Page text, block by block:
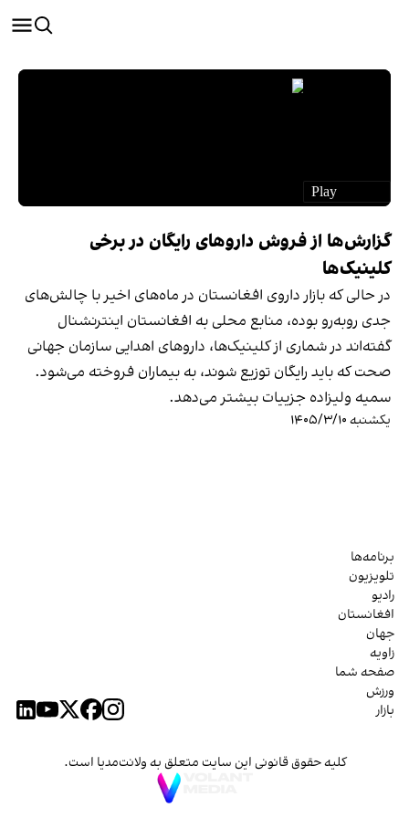
گزارش‌ها از فروش داروهای رایگان در برخی
کلینیک‌ها
در حالی‌ که بازار داروی افغانستان در ماه‌های اخیر با چالش‌های
جدی روبه‌رو بوده، منابع محلی به افغانستان اینترنشنال
گفته‌اند در شماری از کلینیک‌ها، داروهای اهدایی سازمان جهانی
صحت که باید رایگان توزیع شوند، به بیماران فروخته می‌شود.
سمیه ولیزاده جزییات بیشتر می‌دهد.
یکشنبه ۱۴۰۵/۳/۱۰
برنامه‌ها
تلویزیون
رادیو
افغانستان
جهان
زاویه
صفحه شما
ورزش
بازار
کلیه حقوق قانونی این سایت متعلق به ولانت‌مدیا است.